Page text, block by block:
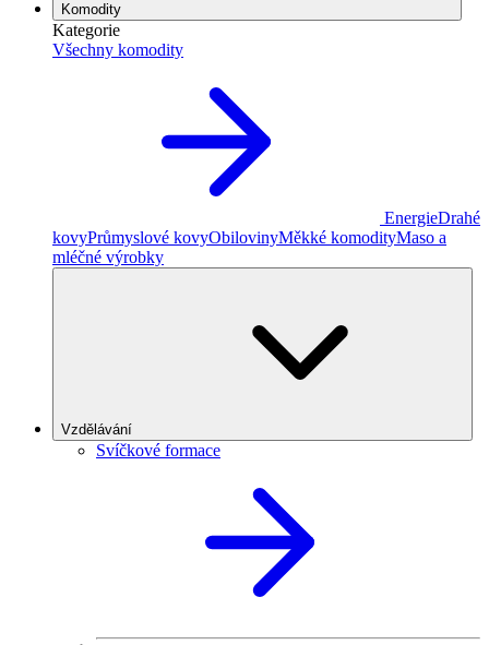
Komodity
Kategorie
Všechny komodity
EnergieDrahé
kovyPrůmyslové kovyObilovinyMěkké komodityMaso a
mléčné výrobky
Vzdělávání
Svíčkové formace